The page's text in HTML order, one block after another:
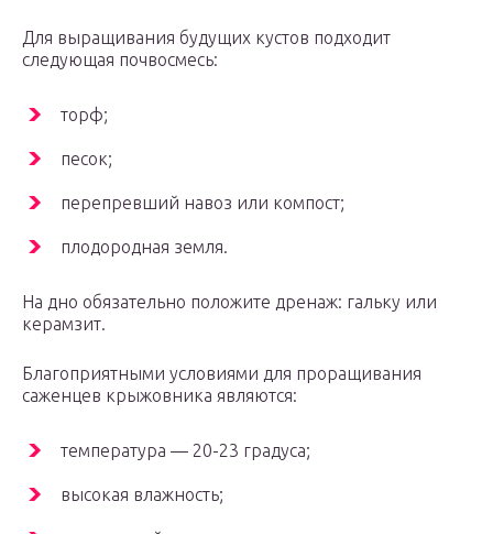
Для выращивания будущих кустов подходит
следующая почвосмесь:
торф;
песок;
перепревший навоз или компост;
плодородная земля.
На дно обязательно положите дренаж: гальку или
керамзит.
Благоприятными условиями для проращивания
саженцев крыжовника являются:
температура — 20-23 градуса;
высокая влажность;